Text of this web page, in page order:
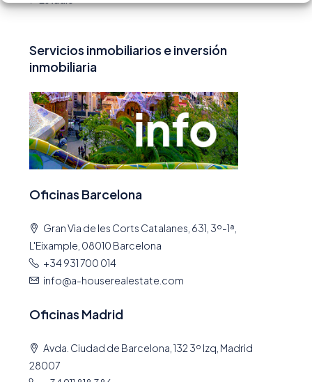
Servicios inmobiliarios e inversión
inmobiliaria
Oficinas Barcelona
Gran Via de les Corts Catalanes, 631, 3º-1ª,
L'Eixample, 08010 Barcelona
+34 931 700 014
info@a-houserealestate.com
Oficinas Madrid
Avda. Ciudad de Barcelona, 132 3º Izq, Madrid
28007